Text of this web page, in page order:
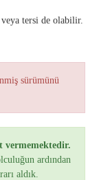
tersi de olabilir.
sürümünü
ardından
aldık.